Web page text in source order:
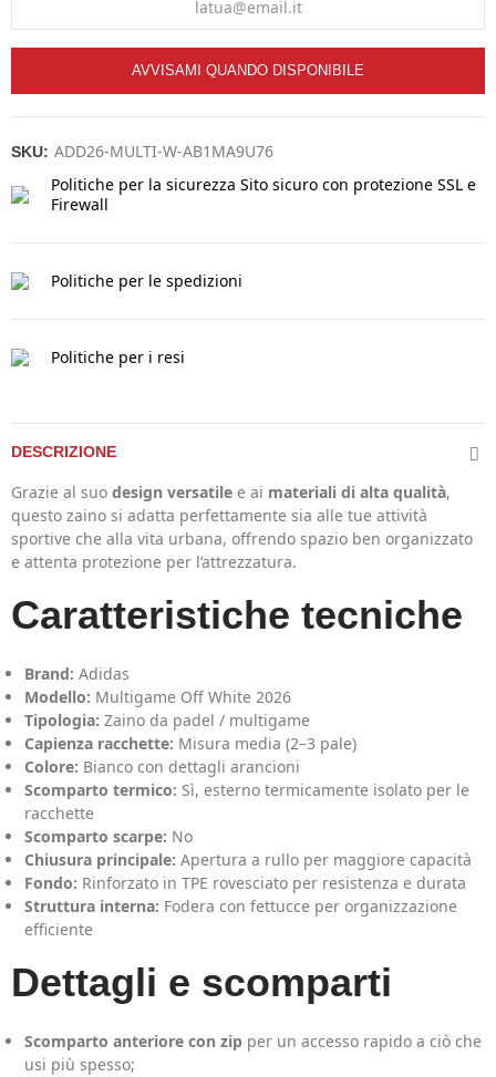
AVVISAMI QUANDO DISPONIBILE
SKU: ADD26-MULTI-W-AB1MA9U76
Politiche per la sicurezza Sito sicuro con protezione SSL e
Firewall
Politiche per le spedizioni
Politiche per i resi
DESCRIZIONE
Grazie al suo design versatile e ai materiali di alta qualità,
questo zaino si adatta perfettamente sia alle tue attività
sportive che alla vita urbana, offrendo spazio ben organizzato
e attenta protezione per l’attrezzatura.
Caratteristiche tecniche
Brand: Adidas
Modello: Multigame Off White 2026
Tipologia: Zaino da padel / multigame
Capienza racchette: Misura media (2–3 pale)
Colore: Bianco con dettagli arancioni
Scomparto termico: Sì, esterno termicamente isolato per le
racchette
Scomparto scarpe: No
Chiusura principale: Apertura a rullo per maggiore capacità
Fondo: Rinforzato in TPE rovesciato per resistenza e durata
Struttura interna: Fodera con fettucce per organizzazione
efficiente
Dettagli e scomparti
Scomparto anteriore con zip per un accesso rapido a ciò che
usi più spesso;